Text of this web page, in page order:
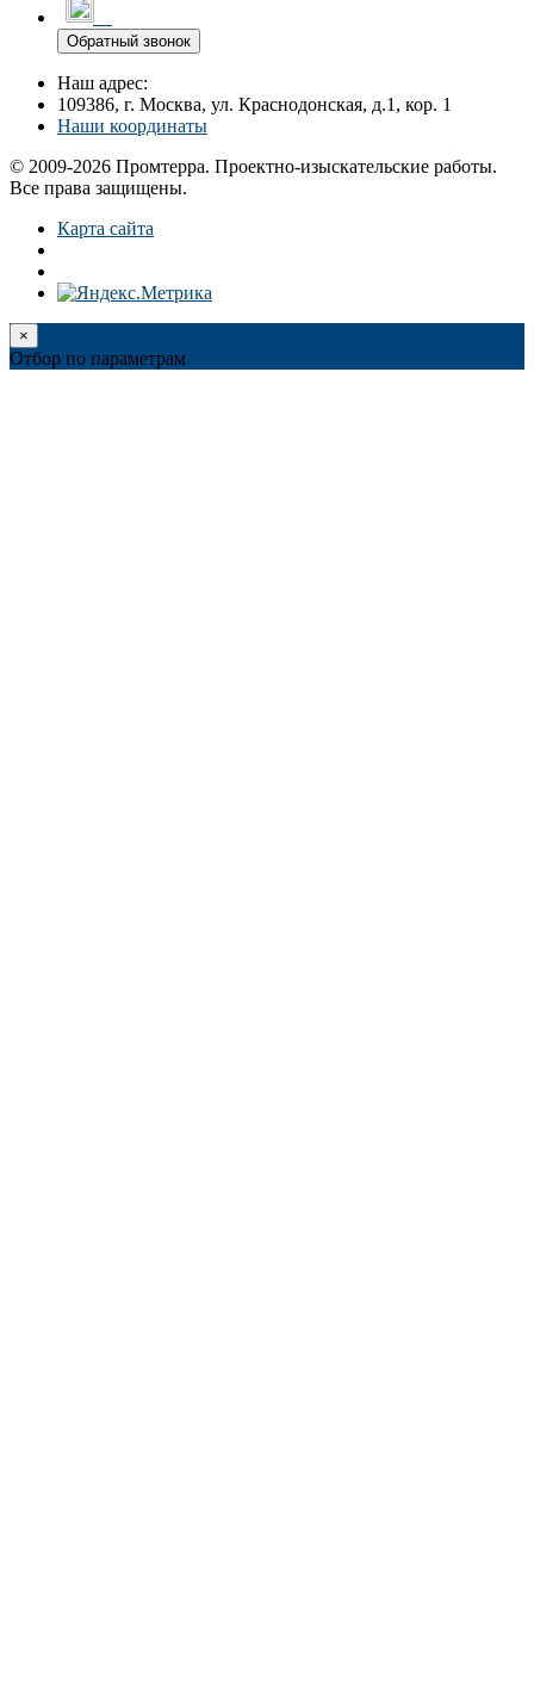
Обратный звонок
Наш адрес:
109386, г. Москва, ул. Краснодонская, д.1, кор. 1
Наши координаты
© 2009-2026 Промтерра. Проектно-изыскательские работы.
Все права защищены.
Карта сайта
×
Отбор по параметрам